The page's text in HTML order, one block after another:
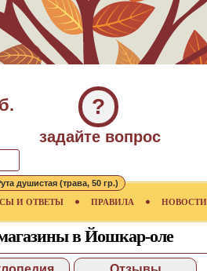
?
задайте вопрос
И ОТВЕТЫ ПРАВИЛА НОВОСТИ
душистая (трава, 50 гр.)
в Йошкар-оле